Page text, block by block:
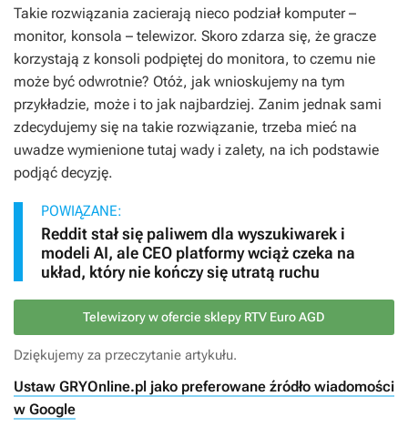
Takie rozwiązania zacierają nieco podział komputer –
monitor, konsola – telewizor. Skoro zdarza się, że gracze
korzystają z konsoli podpiętej do monitora, to czemu nie
może być odwrotnie? Otóż, jak wnioskujemy na tym
przykładzie, może i to jak najbardziej. Zanim jednak sami
zdecydujemy się na takie rozwiązanie, trzeba mieć na
uwadze wymienione tutaj wady i zalety, na ich podstawie
podjąć decyzję.
POWIĄZANE:
Reddit stał się paliwem dla wyszukiwarek i
modeli AI, ale CEO platformy wciąż czeka na
układ, który nie kończy się utratą ruchu
Telewizory w ofercie sklepy RTV Euro AGD
Dziękujemy za przeczytanie artykułu.
Ustaw GRYOnline.pl jako preferowane źródło wiadomości
w Google